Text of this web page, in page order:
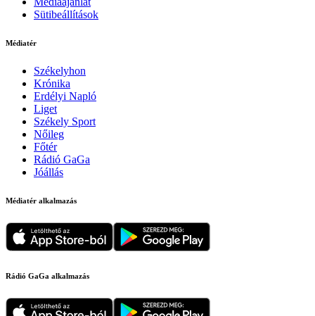
Sütibeállítások
Médiatér
Székelyhon
Krónika
Erdélyi Napló
Liget
Székely Sport
Nőileg
Főtér
Rádió GaGa
Jóállás
Médiatér alkalmazás
Rádió GaGa alkalmazás